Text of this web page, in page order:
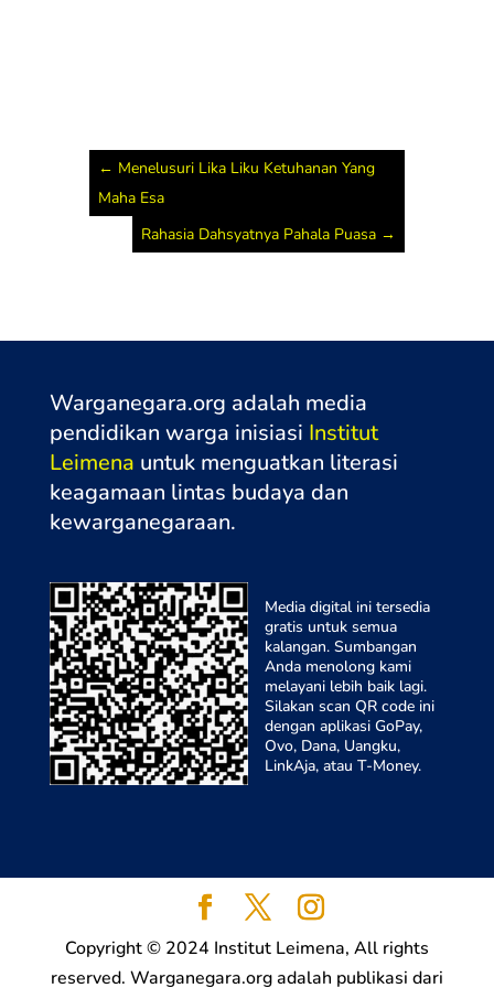
← Menelusuri Lika Liku Ketuhanan Yang
Maha Esa
Rahasia Dahsyatnya Pahala Puasa →
Warganegara.org adalah media
pendidikan warga inisiasi Institut
Leimena untuk menguatkan literasi
keagamaan lintas budaya dan
kewarganegaraan.
Media digital ini tersedia
gratis untuk semua
kalangan. Sumbangan
Anda menolong kami
melayani lebih baik lagi.
Silakan scan QR code ini
dengan aplikasi GoPay,
Ovo, Dana, Uangku,
LinkAja, atau T-Money.
Copyright © 2024 Institut Leimena, All rights
reserved. Warganegara.org adalah publikasi dari